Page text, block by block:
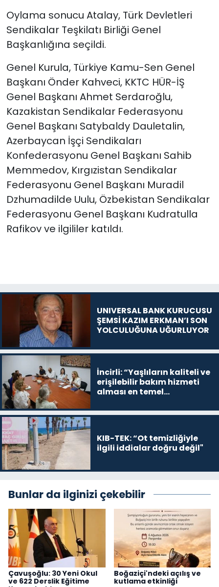
Oylama sonucu Atalay, Türk Devletleri
Sendikalar Teşkilatı Birliği Genel
Başkanlığına seçildi.
Genel Kurula, Türkiye Kamu-Sen Genel
Başkanı Önder Kahveci, KKTC HÜR-İŞ
Genel Başkanı Ahmet Serdaroğlu,
Kazakistan Sendikalar Federasyonu
Genel Başkanı Satybaldy Dauletalin,
Azerbaycan İşçi Sendikaları
Konfederasyonu Genel Başkanı Sahib
Memmedov, Kırgızistan Sendikalar
Federasyonu Genel Başkanı Muradil
Dzhumadilde Uulu, Özbekistan Sendikalar
Federasyonu Genel Başkanı Kudratulla
Rafikov ve ilgililer katıldı.
UNIVERSAL BANK KURUCUSU
ŞEMSİ KAZIM ERKMAN’I SON
YOLCULUĞUNA UĞURLUYOR
İncirli: “Yaşlıların kaliteli ve
erişilebilir bakım hizmeti
alması en temel
KIB-TEK: “Ot temizliğiyle
ilgili iddialar doğru değil"
Bunlar da ilginizi çekebilir
Çavuşoğlu: 30 Yeni Okul
ve 622 Derslik Eğitime
Boğaziçi'ndeki açılış ve
kutlama etkinliği